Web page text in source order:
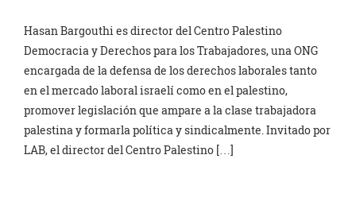
Hasan Bargouthi es director del Centro Palestino
Democracia y Derechos para los Trabajadores, una ONG
encargada de la defensa de los derechos laborales tanto
en el mercado laboral israelí como en el palestino,
promover legislación que ampare a la clase trabajadora
palestina y formarla política y sindicalmente. Invitado por
LAB, el director del Centro Palestino […]